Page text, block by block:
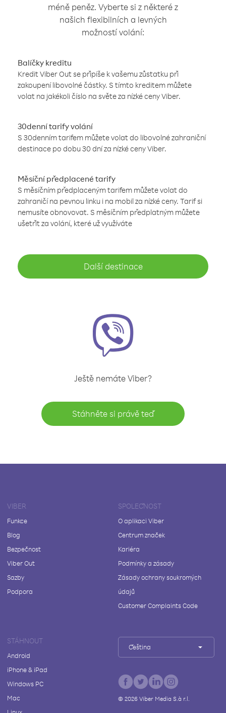
méně peněz. Vyberte si z některé z
našich flexibilních a levných
možností volání:
Balíčky kreditu
Kredit Viber Out se připíše k vašemu zůstatku při
zakoupení libovolné částky. S tímto kreditem můžete
volat na jakékoli číslo na světe za nízké ceny Viber.
30denní tarify volání
S 30denním tarifem můžete volat do libovolné zahraniční
destinace po dobu 30 dní za nízké ceny Viber.
Měsíční předplacené tarify
S měsíčním předplaceným tarifem můžete volat do
zahraničí na pevnou linku i na mobil za nízké ceny. Tarif si
nemusíte obnovovat. S měsíčním předplatným můžete
ušetřit za volání, které už využíváte
Další destinace
Ještě nemáte Viber?
Stáhněte si právě teď
VIBER
Funkce
Blog
Bezpečnost
Viber Out
Sazby
Podpora
SPOLEČNOST
O aplikaci Viber
Centrum značek
Kariéra
Podmínky a zásady
Zásady ochrany soukromých
údajů
Customer Complaints Code
STÁHNOUT
Android
iPhone & iPad
Windows PC
Mac
Čeština
© 2026Viber Media S.à r.l.